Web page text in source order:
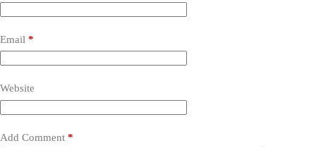
Email *
Website
Add Comment *